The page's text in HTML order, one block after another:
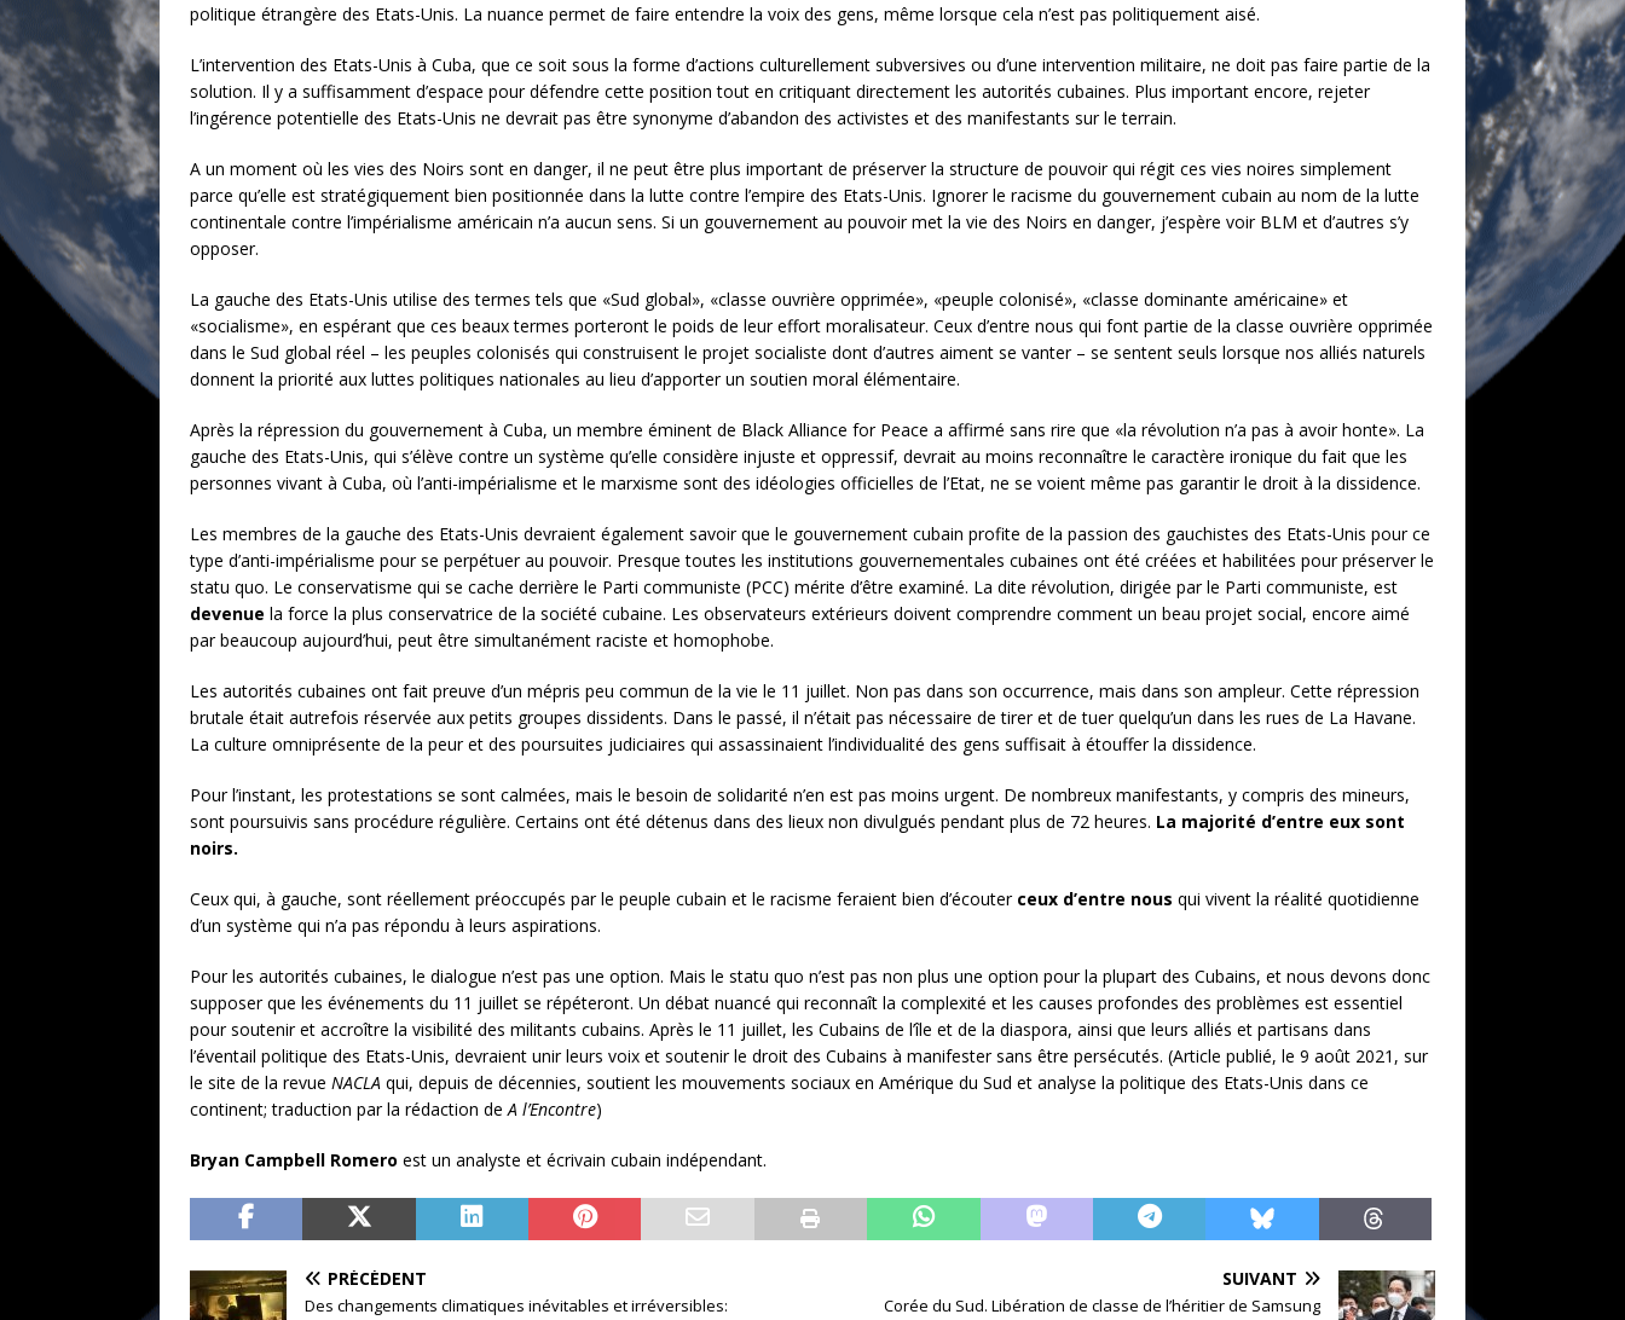
politique étrangère des Etats-Unis. La nuance permet de faire entendre la voix des gens, même lorsque cela n’est pas politiquement aisé.
L’intervention des Etats-Unis à Cuba, que ce soit sous la forme d’actions culturellement subversives ou d’une intervention militaire, ne doit pas faire partie de la
solution. Il y a suffisamment d’espace pour défendre cette position tout en critiquant directement les autorités cubaines. Plus important encore, rejeter
l’ingérence potentielle des Etats-Unis ne devrait pas être synonyme d’abandon des activistes et des manifestants sur le terrain.
A un moment où les vies des Noirs sont en danger, il ne peut être plus important de préserver la structure de pouvoir qui régit ces vies noires simplement
parce qu’elle est stratégiquement bien positionnée dans la lutte contre l’empire des Etats-Unis. Ignorer le racisme du gouvernement cubain au nom de la lutte
continentale contre l’impérialisme américain n’a aucun sens. Si un gouvernement au pouvoir met la vie des Noirs en danger, j’espère voir BLM et d’autres s’y
opposer.
La gauche des Etats-Unis utilise des termes tels que «Sud global», «classe ouvrière opprimée», «peuple colonisé», «classe dominante américaine» et
«socialisme», en espérant que ces beaux termes porteront le poids de leur effort moralisateur. Ceux d’entre nous qui font partie de la classe ouvrière opprimée
dans le Sud global réel – les peuples colonisés qui construisent le projet socialiste dont d’autres aiment se vanter – se sentent seuls lorsque nos alliés naturels
donnent la priorité aux luttes politiques nationales au lieu d’apporter un soutien moral élémentaire.
Après la répression du gouvernement à Cuba, un membre éminent de Black Alliance for Peace a affirmé sans rire que «la révolution n’a pas à avoir honte». La
gauche des Etats-Unis, qui s’élève contre un système qu’elle considère injuste et oppressif, devrait au moins reconnaître le caractère ironique du fait que les
personnes vivant à Cuba, où l’anti-impérialisme et le marxisme sont des idéologies officielles de l’Etat, ne se voient même pas garantir le droit à la dissidence.
Les membres de la gauche des Etats-Unis devraient également savoir que le gouvernement cubain profite de la passion des gauchistes des Etats-Unis pour ce
type d’anti-impérialisme pour se perpétuer au pouvoir. Presque toutes les institutions gouvernementales cubaines ont été créées et habilitées pour préserver le
statu quo. Le conservatisme qui se cache derrière le Parti communiste (PCC) mérite d’être examiné. La dite révolution, dirigée par le Parti communiste, est
devenue la force la plus conservatrice de la société cubaine. Les observateurs extérieurs doivent comprendre comment un beau projet social, encore aimé
par beaucoup aujourd’hui, peut être simultanément raciste et homophobe.
Les autorités cubaines ont fait preuve d’un mépris peu commun de la vie le 11 juillet. Non pas dans son occurrence, mais dans son ampleur. Cette répression
brutale était autrefois réservée aux petits groupes dissidents. Dans le passé, il n’était pas nécessaire de tirer et de tuer quelqu’un dans les rues de La Havane.
La culture omniprésente de la peur et des poursuites judiciaires qui assassinaient l’individualité des gens suffisait à étouffer la dissidence.
Pour l’instant, les protestations se sont calmées, mais le besoin de solidarité n’en est pas moins urgent. De nombreux manifestants, y compris des mineurs,
sont poursuivis sans procédure régulière. Certains ont été détenus dans des lieux non divulgués pendant plus de 72 heures. La majorité d’entre eux sont
noirs.
Ceux qui, à gauche, sont réellement préoccupés par le peuple cubain et le racisme feraient bien d’écouter ceux d’entre nous qui vivent la réalité quotidienne
d’un système qui n’a pas répondu à leurs aspirations.
Pour les autorités cubaines, le dialogue n’est pas une option. Mais le statu quo n’est pas non plus une option pour la plupart des Cubains, et nous devons donc
supposer que les événements du 11 juillet se répéteront. Un débat nuancé qui reconnaît la complexité et les causes profondes des problèmes est essentiel
pour soutenir et accroître la visibilité des militants cubains. Après le 11 juillet, les Cubains de l’île et de la diaspora, ainsi que leurs alliés et partisans dans
l’éventail politique des Etats-Unis, devraient unir leurs voix et soutenir le droit des Cubains à manifester sans être persécutés. (Article publié, le 9 août 2021, sur
le site de la revue NACLA qui, depuis de décennies, soutient les mouvements sociaux en Amérique du Sud et analyse la politique des Etats-Unis dans ce
continent; traduction par la rédaction deA l’Encontre)
Bryan Campbell Romero est un analyste et écrivain cubain indépendant.
PRÉCÉDENT
Des changements climatiques inévitables et irréversibles:
SUIVANT
Corée du Sud. Libération de classe de l’héritier de Samsung